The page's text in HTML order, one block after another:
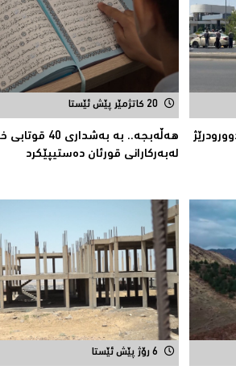
20 کاتژمێر پێش ئێستا
هەڵەبجە.. بە
لەبەرکارانى قورئان دەستیپێکرد
6 رۆژ پێش ئێستا